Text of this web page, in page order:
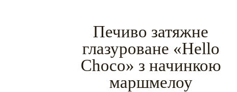
Печиво затяжне
глазуроване «Hello
Choco» з начинкою
маршмелоу